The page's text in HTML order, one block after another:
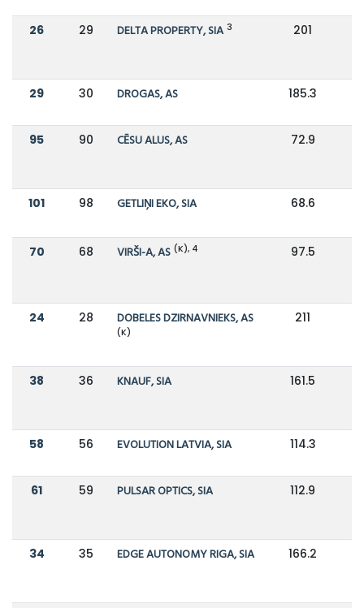
26 29 DELTA PROPERTY, SIA 3 201
29 30 DROGAS, AS 185.3
95 90 CĒSU ALUS, AS 72.9
101 98 GETLIŅI EKO, SIA 68.6
70 68 VIRŠI-A, AS (K), 4 97.5
24 28 DOBELES DZIRNAVNIEKS, AS
(K)
211
38 36 KNAUF, SIA 161.5
58 56 EVOLUTION LATVIA, SIA 114.3
61 59 PULSAR OPTICS, SIA 112.9
34 35 EDGE AUTONOMY RIGA, SIA 166.2